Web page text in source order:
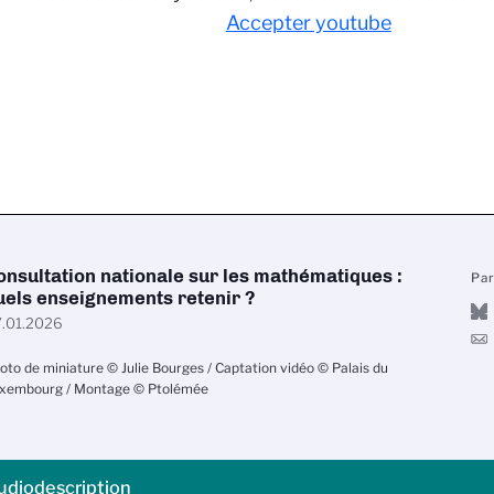
Accepter youtube
nationale sur les mathématiques :
enseignements retenir ?
de miniature © Julie Bourges / Captation vidéo © Palais du
/ Montage © Ptolémée